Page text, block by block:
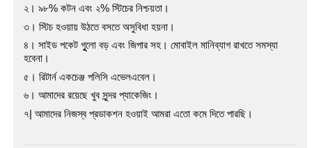
২।৯৮% কটন এবং ২% স্টিচের নিশ্চয়তা।
৩। স্টিচ হওয়ায় উঠতে বসতে অসুবিধা হয়না।
৪। সাইড পকেট গূুলো বড় এবং জিপার সহ। মোবাইল মানিব্যাগ রাখতে সমস্যা
হবেনা।
৫। রিটার্ন একচেঞ্জ পলিসি এভেলএবেল।
৬। আমাদের রয়েছে খুব সুন্দর প্যাকেজিং।
৭| আমাদের নিজস্ব প্রডাকশন হওয়াই আমরা এতো কমে দিতে পারছি।